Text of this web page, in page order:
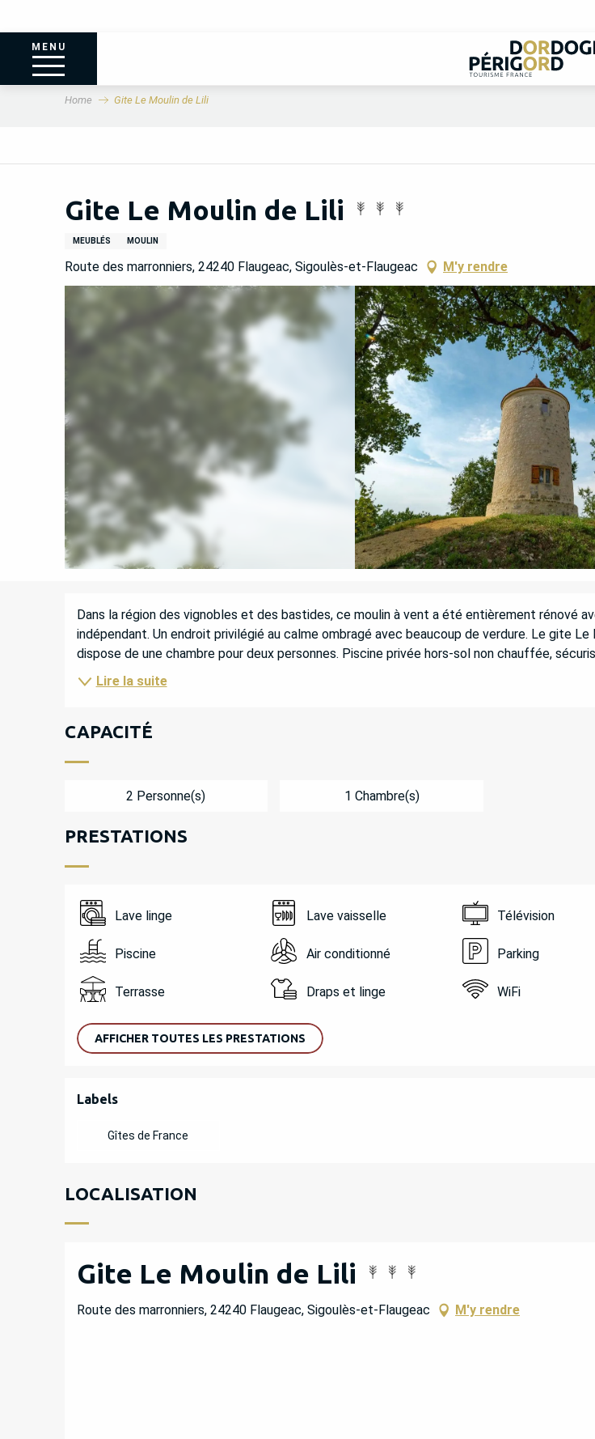
MENU
Home Gite Le Moulin de Lili
Gite Le Moulin de Lili
MEUBLÉS MOULIN
Route des marronniers, 24240 Flaugeac, Sigoulès-et-Flaugeac M'y rendre
DESCRIPTION
Dans la région des vignobles et des bastides, ce moulin à vent a été entièrement rénové
indépendant. Un endroit privilégié au calme ombragé avec beaucoup de verdure. Le gite Le
dispose de une chambre pour deux personnes. Piscine privée hors-sol non chauffée,
Lire la suite
CAPACITÉ
2 Personne(s) 1 Chambre(s)
PRESTATIONS
Lave linge Lave vaisselle Télévision
Piscine Air conditionné Parking
Terrasse Draps et linge WiFi
AFFICHER TOUTES LES PRESTATIONS
OFFRES DE PRESTATIONS
Labels
Labels
Gîtes de France
LOCALISATION
Gite Le Moulin de Lili
Route des marronniers, 24240 Flaugeac, Sigoulès-et-Flaugeac M'y rendre